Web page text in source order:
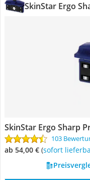
SkinStar Ergo
SkinStar Ergo Sharp
103
ab 54,00 € ( Sofort